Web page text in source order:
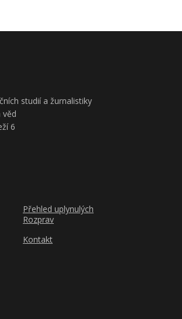
studií a žurnalistiky
věd
6
Přehled uplynulých
Rozprav
Kontakt